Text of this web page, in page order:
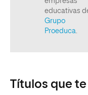
Títulos que